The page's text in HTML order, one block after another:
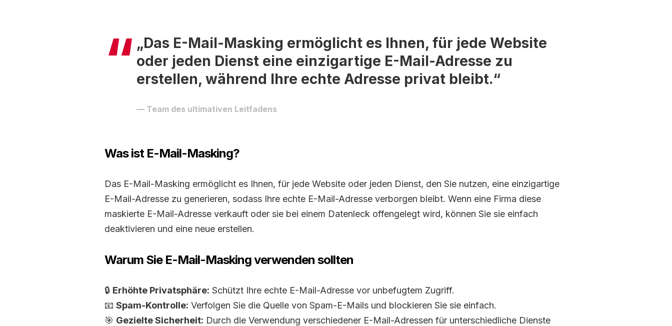
„Das E-Mail-Masking ermöglicht es Ihnen, für jede Website
oder jeden Dienst eine einzigartige E-Mail-Adresse zu
erstellen, während Ihre echte Adresse privat bleibt.“
Team des ultimativen Leitfadens
Was ist E-Mail-Masking?
Das E-Mail-Masking ermöglicht es Ihnen, für jede Website oder jeden Dienst, den Sie nutzen, eine einzigartige
E-Mail-Adresse zu generieren, sodass Ihre echte E-Mail-Adresse verborgen bleibt. Wenn eine Firma diese
maskierte E-Mail-Adresse verkauft oder sie bei einem Datenleck offengelegt wird, können Sie sie einfach
deaktivieren und eine neue erstellen.
Warum Sie E-Mail-Masking verwenden sollten
🔒 Erhöhte Privatsphäre: Schützt Ihre echte E-Mail-Adresse vor unbefugtem Zugriff.
📧 Spam-Kontrolle: Verfolgen Sie die Quelle von Spam-E-Mails und blockieren Sie sie einfach.
🎯 Gezielte Sicherheit: Durch die Verwendung verschiedener E-Mail-Adressen für unterschiedliche Dienste